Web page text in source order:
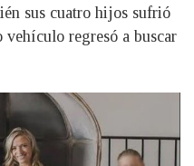
sus cuatro hijos sufrió
regresó a buscar